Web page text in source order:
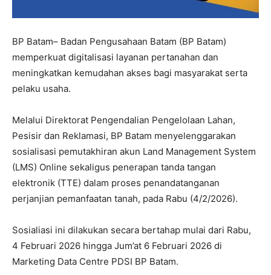
BP Batam– Badan Pengusahaan Batam (BP Batam)
memperkuat digitalisasi layanan pertanahan dan
meningkatkan kemudahan akses bagi masyarakat serta
pelaku usaha.
Melalui Direktorat Pengendalian Pengelolaan Lahan,
Pesisir dan Reklamasi, BP Batam menyelenggarakan
sosialisasi pemutakhiran akun Land Management System
(LMS) Online sekaligus penerapan tanda tangan
elektronik (TTE) dalam proses penandatanganan
perjanjian pemanfaatan tanah, pada Rabu (4/2/2026).
Sosialiasi ini dilakukan secara bertahap mulai dari Rabu,
4 Februari 2026 hingga Jum’at 6 Februari 2026 di
Marketing Data Centre PDSI BP Batam.